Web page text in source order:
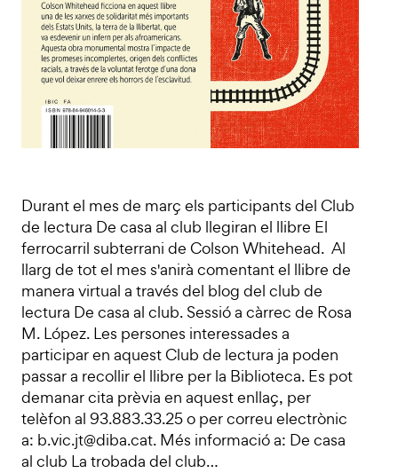
Durant el mes de març els participants del Club
de lectura De casa al club llegiran el llibre El
ferrocarril subterrani de Colson Whitehead. Al
llarg de tot el mes s'anirà comentant el llibre de
manera virtual a través del blog del club de
lectura De casa al club. Sessió a càrrec de Rosa
M. López. Les persones interessades a
participar en aquest Club de lectura ja poden
passar a recollir el llibre per la Biblioteca. Es pot
demanar cita prèvia en aquest enllaç, per
telèfon al 93.883.33.25 o per correu electrònic
a: b.vic.jt@diba.cat. Més informació a: De casa
al club La trobada del club…